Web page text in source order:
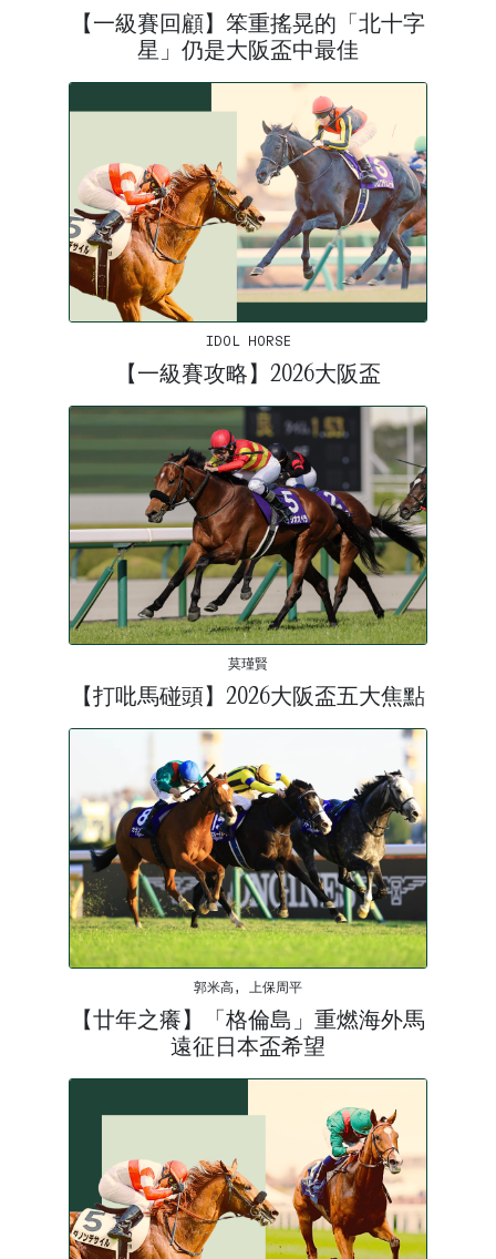
【一級賽回顧】笨重搖晃的「北十字
星」仍是大阪盃中最佳
IDOL HORSE
【一級賽攻略】2026大阪盃
莫瑾賢
【打吡馬碰頭】2026大阪盃五大焦點
郭米高, 上保周平
【廿年之癢】「格倫島」重燃海外馬
遠征日本盃希望